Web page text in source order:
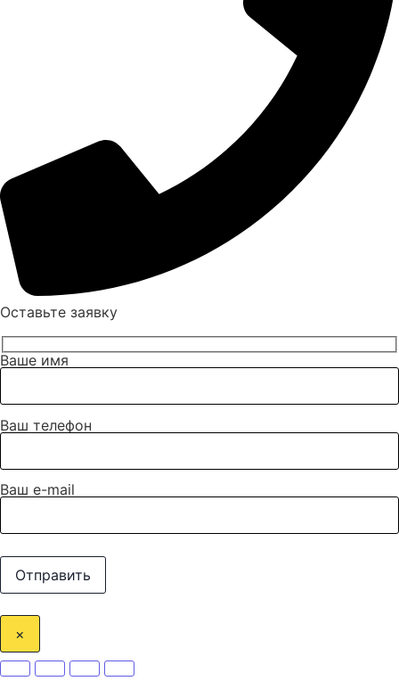
Оставьте заявку
Ваше имя
Ваш телефон
Ваш e-mail
×